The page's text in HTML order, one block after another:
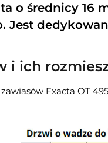
o średnicy
Jest
i ich
Exacta OT